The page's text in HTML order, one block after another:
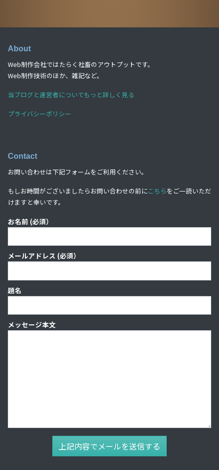
About
Web制作会社ではたらく社畜のアウトプットです。
Web制作技術のほか、雑記など。
当ブログと運営者についてもっと詳しく見る
プライバシーポリシー
Contact
お問い合わせは下記フォームをご利用ください。
もしお時間がございましたらお問い合わせの前にこちらをご一読いただ
けますと幸いです。
お名前 (必須）
メールアドレス (必須）
題名
メッセージ本文